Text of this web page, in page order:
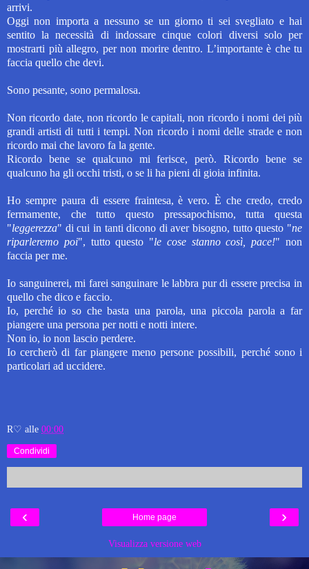
arrivi.
Oggi non importa a nessuno se un giorno ti sei svegliato e hai
sentito la necessità di indossare cinque colori diversi solo per
mostrarti più allegro, per non morire dentro. L’importante è che tu
faccia quello che devi.
Sono pesante, sono permalosa.
Non ricordo date, non ricordo le capitali, non ricordo i nomi dei più
grandi artisti di tutti i tempi. Non ricordo i nomi delle strade e non
ricordo mai che lavoro fa la gente.
Ricordo bene se qualcuno mi ferisce, però. Ricordo bene se
qualcuno ha gli occhi tristi, o se li ha pieni di gioia infinita.
Ho sempre paura di essere fraintesa, è vero. È che credo, credo
fermamente, che tutto questo pressapochismo, tutta questa
"leggerezza" di cui in tanti dicono di aver bisogno, tutto questo "ne
riparleremo poi", tutto questo "le cose stanno così, pace!" non
faccia per me.
Io sanguinerei, mi farei sanguinare le labbra pur di essere precisa in
quello che dico e faccio.
Io, perché io so che basta una parola, una piccola parola a far
piangere una persona per notti e notti intere.
Non io, io non lascio perdere.
Io cercherò di far piangere meno persone possibili, perché sono i
particolari ad uccidere.
R♡ alle 00:00
Condividi
‹ ›
Home page
Visualizza versione web